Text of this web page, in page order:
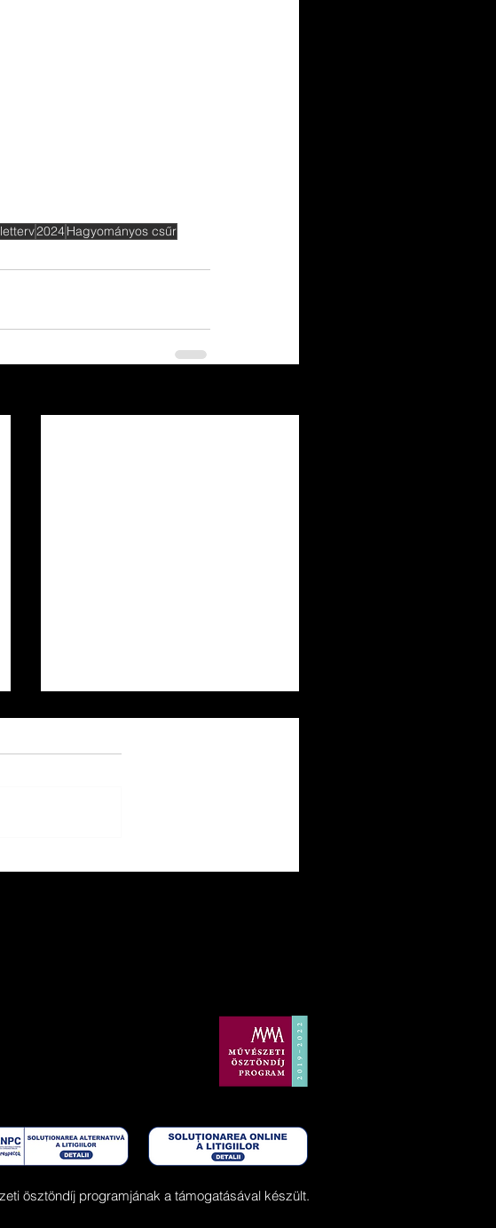
2024Hagyományos csűr
Megjelent Esztány Győző cikke az Építész
ösztöndíj programjának a támogatásával készült.